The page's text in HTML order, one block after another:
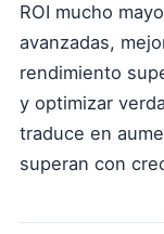
ROI mucho
avanzadas,
rendimiento
y optimizar
traduce en
superan con